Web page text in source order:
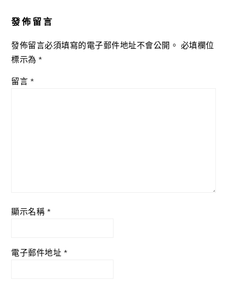
發佈留言
發佈留言必須填寫的電子郵件地址不會公開。 必填欄位
標示為*
留言 *
顯示名稱 *
電子郵件地址 *